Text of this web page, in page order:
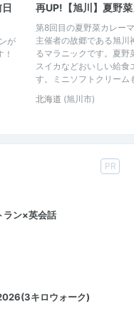
が
再UP!【旭川】夏野
第8回目の夏野菜カレー
主催者の故郷である旭川
るマラニックです。夏野
スイカなどおいしい給食
す。ミニソフトクリーム
北海道 (旭川市)
PR
ラン×英会話
キロウォーク)